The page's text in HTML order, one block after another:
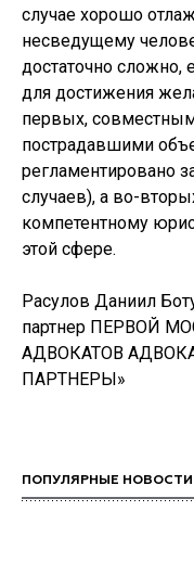
случае хорошо
несведущему
достаточно сложно,
для достижения
первых,
пострадавшими
регламентировано
случаев), а во-
компетентному
этой сфере.
Расулов Даниил
партнер ПЕРВОЙ
АДВОКАТОВ
ПАРТНЕРЫ»
ПОПУЛЯРНЫЕ НОВОСТИ